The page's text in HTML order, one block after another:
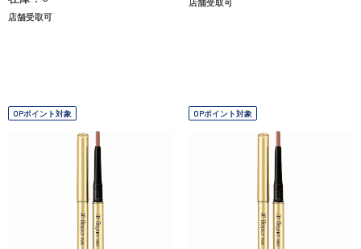
店舗受取可
店舗受取可
OPポイント対象 OPポイント対象